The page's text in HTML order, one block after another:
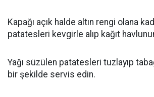
Kapağı açık halde altın rengi olana
patatesleri kevgirle alıp kağıt
Yağı süzülen patatesleri tuzlayıp
bir şekilde servis edin.